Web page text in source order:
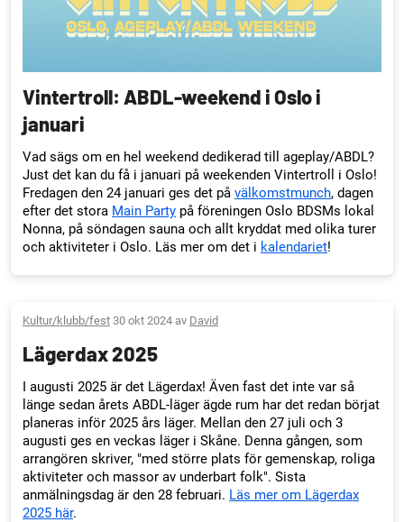
Vintertroll: ABDL-weekend i Oslo i
januari
Vad sägs om en hel weekend dedikerad till ageplay/ABDL?
Just det kan du få i januari på weekenden Vintertroll i Oslo!
Fredagen den 24 januari ges det på välkomstmunch, dagen
efter det stora Main Party på föreningen Oslo BDSMs lokal
Nonna, på söndagen sauna och allt kryddat med olika turer
och aktiviteter i Oslo. Läs mer om det i kalendariet!
Kultur/klubb/fest 30 okt 2024 av David
Lägerdax 2025
I augusti 2025 är det Lägerdax! Även fast det inte var så
länge sedan årets ABDL-läger ägde rum har det redan börjat
planeras inför 2025 års läger. Mellan den 27 juli och 3
augusti ges en veckas läger i Skåne. Denna gången, som
arrangören skriver, "med större plats för gemenskap, roliga
aktiviteter och massor av underbart folk". Sista
anmälningsdag är den 28 februari. Läs mer om Lägerdax
2025 här.